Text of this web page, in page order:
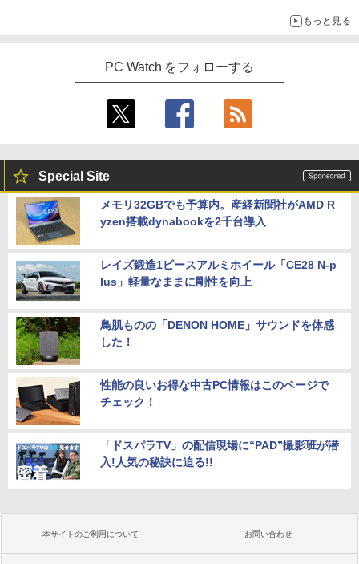
～コース名を変更したのはNVIDIAに怒られたからではないもっと見る
PC Watch をフォローする
Special Site
メモリ32GBでも予算内。産経新聞社がAMD R
yzen搭載dynabookを2千台導入
レイズ鍛造1ピースアルミホイール「CE28 N-p
lus」軽量なままに剛性を向上
鳥肌ものの「DENON HOME」サウンドを体感
した！
性能の良いお得な中古PC情報はこのページで
チェック！
「ドスパラTV」の配信現場に“PAD”撮影班が潜
入!人気の秘訣に迫る!!
本サイトのご利用について お問い合わせ